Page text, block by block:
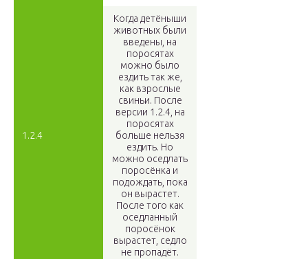
1.2.4
Когда детёныши
животных были
введены, на
поросятах
можно было
ездить так же,
как взрослые
свиньи. После
версии 1.2.4, на
поросятах
больше нельзя
ездить. Но
можно оседлать
поросёнка и
подождать, пока
он вырастет.
После того как
оседланный
поросёнок
вырастет, седло
не пропадёт.